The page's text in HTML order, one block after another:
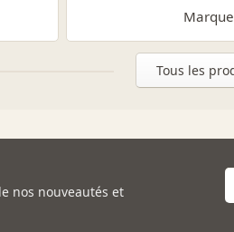
Tous les
nos nouveautés et